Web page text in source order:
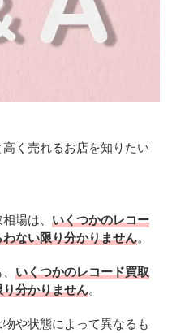
く売れるお店を知りたい
場は、 いくつかのレコー
ない限り分かりません。
いくつかのレコード買取
分かりません。
や状態によって異なるも